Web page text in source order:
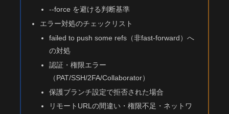
--force を避ける判断基準
エラー対処のチェックリスト
failed to push some refs（非fast-forward）へ
の対処
認証・権限エラー
（PAT/SSH/2FA/Collaborator）
保護ブランチ設定で拒否された場合
リモートURLの間違い・権限不足・ネットワ